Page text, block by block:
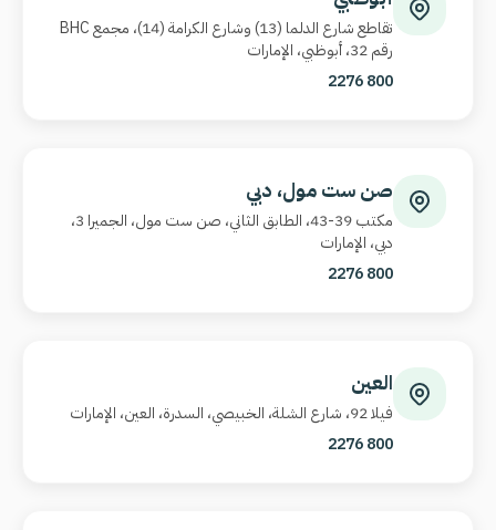
تقاطع شارع الدلما (13) وشارع الكرامة (14)، مجمع
BHC
رقم 32، أبوظبي، الإمارات
800 2276
صن ست مول، دبي
مكتب 39-43، الطابق الثاني، صن ست مول، الجميرا 3،
دبي، الإمارات
800 2276
العين
فيلا 92، شارع الشلة، الخبيصي، السدرة، العين، الإمارات
800 2276